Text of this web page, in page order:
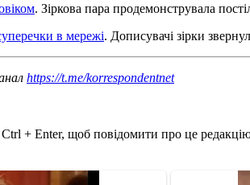
. Зіркова пара продемонструвала
в мережі. Дописувачі зірки
https://t.me/korrespondentnet
Ctrl + Enter, щоб повідомити про це